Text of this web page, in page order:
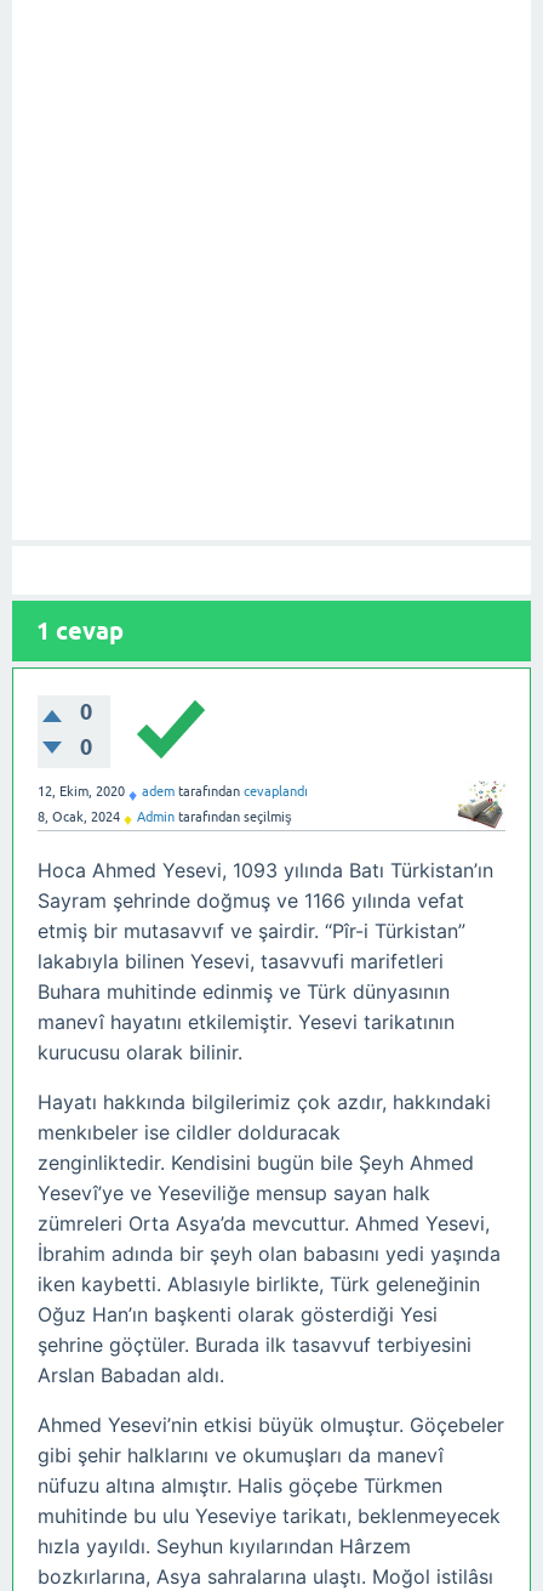
1 cevap
0
0
12, Ekim, 2020 ♦ adem tarafından cevaplandı
8, Ocak, 2024 ♦ Admin tarafından seçilmiş
Hoca Ahmed Yesevi, 1093 yılında Batı Türkistan’ın
Sayram şehrinde doğmuş ve 1166 yılında vefat
etmiş bir mutasavvıf ve şairdir. “Pîr-i Türkistan”
lakabıyla bilinen Yesevi, tasavvufi marifetleri
Buhara muhitinde edinmiş ve Türk dünyasının
manevî hayatını etkilemiştir. Yesevi tarikatının
kurucusu olarak bilinir.
Hayatı hakkında bilgilerimiz çok azdır, hakkındaki
menkıbeler ise cildler dolduracak
zenginliktedir. Kendisini bugün bile Şeyh Ahmed
Yesevî’ye ve Yeseviliğe mensup sayan halk
zümreleri Orta Asya’da mevcuttur. Ahmed Yesevi,
İbrahim adında bir şeyh olan babasını yedi yaşında
iken kaybetti. Ablasıyle birlikte, Türk geleneğinin
Oğuz Han’ın başkenti olarak gösterdiği Yesi
şehrine göçtüler. Burada ilk tasavvuf terbiyesini
Arslan Babadan aldı.
Ahmed Yesevi’nin etkisi büyük olmuştur. Göçebeler
gibi şehir halklarını ve okumuşları da manevî
nüfuzu altına almıştır. Halis göçebe Türkmen
muhitinde bu ulu Yeseviye tarikatı, beklenmeyecek
hızla yayıldı. Seyhun kıyılarından Hârzem
bozkırlarına, Asya sahralarına ulaştı. Moğol istilâsı